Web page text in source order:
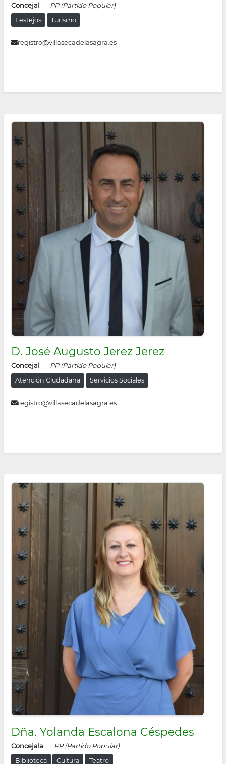
Concejal PP (Partido Popular)
Festejos Turismo
registro@villasecadelasagra.es
D. José Augusto Jerez Jerez
Concejal PP (Partido Popular)
Atención Ciudadana Servicios Sociales
registro@villasecadelasagra.es
Dña. Yolanda Escalona Céspedes
Concejala PP (Partido Popular)
Biblioteca Cultura Teatro